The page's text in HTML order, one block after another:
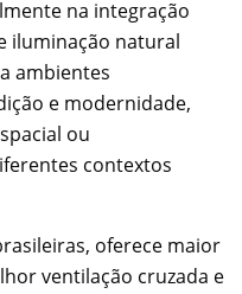
na integração
iluminação natural
ambientes
e modernidade,
ou
contextos
oferece maior
ventilação cruzada e